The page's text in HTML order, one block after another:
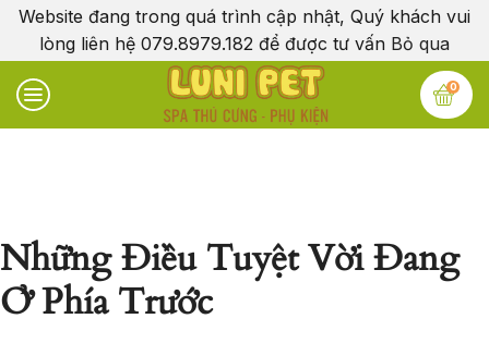
Website đang trong quá trình cập nhật, Quý khách vui
lòng liên hệ 079.8979.182 để được tư vấn Bỏ qua
0
Những Điều Tuyệt Vời Đang
Ở Phía Trước